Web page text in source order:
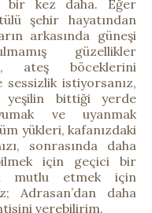
bir kez daha. Eğer
şehir hayatından
arkasında güneşi
güzellikler
ateş böceklerini
istiyorsanız,
yeşilin bittiği yerde
ve uyanmak
yükleri, kafanızdaki
sonrasında daha
için geçici bir
mutlu etmek için
Adrasan’dan daha
verebilirim.